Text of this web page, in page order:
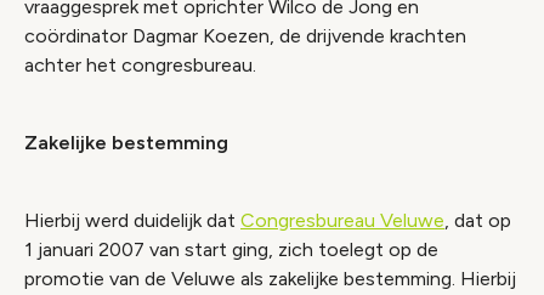
vraaggesprek met oprichter Wilco de Jong en
coördinator Dagmar Koezen, de drijvende krachten
achter het congresbureau.
Zakelijke bestemming
Hierbij werd duidelijk dat Congresbureau Veluwe, dat op
1 januari 2007 van start ging, zich toelegt op de
promotie van de Veluwe als zakelijke bestemming. Hierbij